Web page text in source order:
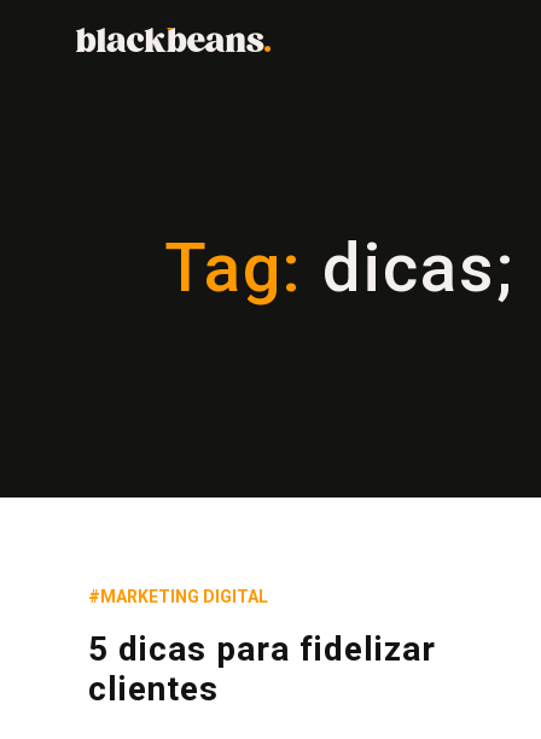
Tag: dicas;
#MARKETING DIGITAL
5 dicas para fidelizar
clientes